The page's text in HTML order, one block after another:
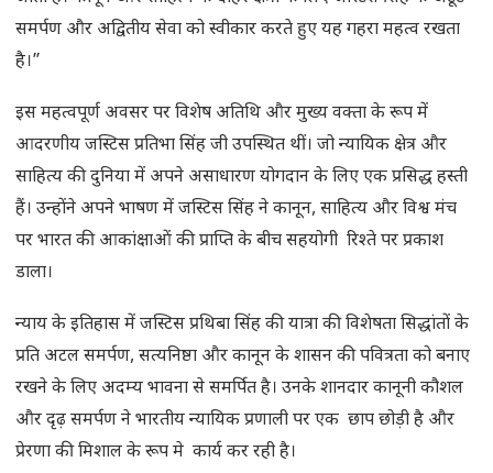
समर्पण और अद्वितीय सेवा को स्वीकार करते हुए यह गहरा महत्व रखता
है।”
इस महत्वपूर्ण अवसर पर विशेष अतिथि और मुख्य वक्ता के रूप में
आदरणीय जस्टिस प्रतिभा सिंह जी उपस्थित थीं। जो न्यायिक क्षेत्र और
साहित्य की दुनिया में अपने असाधारण योगदान के लिए एक प्रसिद्ध हस्ती
हैं। उन्होंने अपने भाषण में जस्टिस सिंह ने कानून, साहित्य और विश्व मंच
पर भारत की आकांक्षाओं की प्राप्ति के बीच सहयोगी रिश्ते पर प्रकाश
डाला।
न्याय के इतिहास में जस्टिस प्रथिबा सिंह की यात्रा की विशेषता सिद्धांतों के
प्रति अटल समर्पण, सत्यनिष्ठा और कानून के शासन की पवित्रता को बनाए
रखने के लिए अदम्य भावना से समर्पित है। उनके शानदार कानूनी कौशल
और दृढ़ समर्पण ने भारतीय न्यायिक प्रणाली पर एक छाप छोड़ी है और
प्रेरणा की मिशाल के रूप मे कार्य कर रही है।